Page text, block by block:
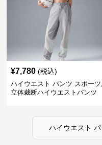
¥7,780 (税込)
ハイウエスト パンツ スポーツ
立体裁断ハイウエストパンツ
ハイウエスト